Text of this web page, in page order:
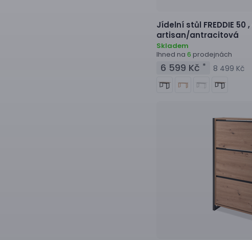
Jídelní stůl FREDDIE 50 ,
artisan/antracitová
Skladem
Ihned na 6 prodejnách
6 599 Kč * 8 499 Kč